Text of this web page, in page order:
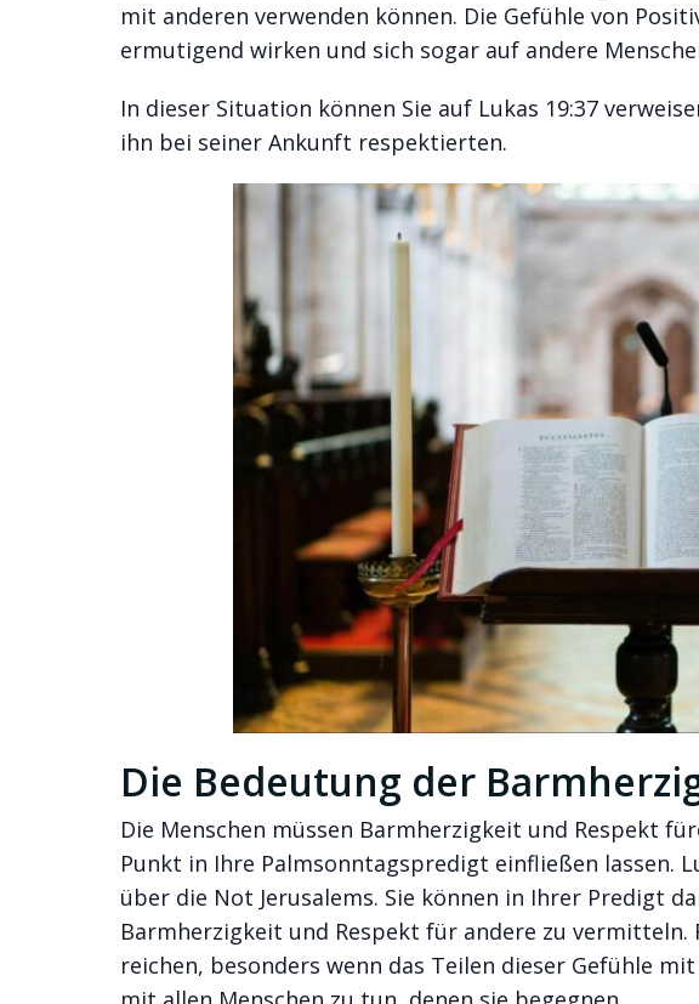
mit anderen verwenden können. Die Gefühle von
ermutigend wirken und sich sogar auf andere
In dieser Situation können Sie auf Lukas 19:37
ihn bei seiner Ankunft respektierten.
Die Bedeutung der
Die Menschen müssen Barmherzigkeit und Respekt
Punkt in Ihre Palmsonntagspredigt einfließen lassen.
über die Not Jerusalems. Sie können in Ihrer Predigt
Barmherzigkeit und Respekt für andere zu vermitteln.
reichen, besonders wenn das Teilen dieser Gefühle